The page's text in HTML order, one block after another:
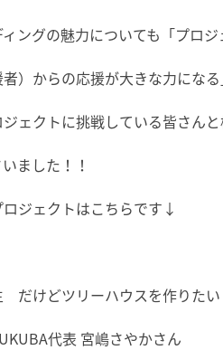
ングの魅力についても「プロ
者）からの応援が大きな力になる
ジェクトに挑戦している皆さん
ました！！
ジェクトはこちらです↓
だけどツリーハウスを作りたい
代表 宮嶋さやかさん